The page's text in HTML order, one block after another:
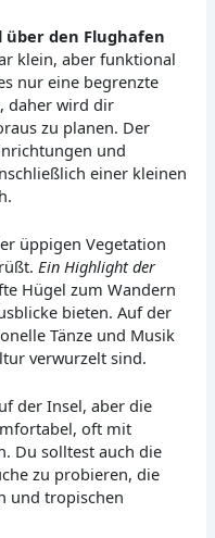
über den Flughafen
klein, aber funktional
nur eine begrenzte
daher wird dir
zu planen. Der
und
einer kleinen
üppigen Vegetation
Ein Highlight der
Hügel zum Wandern
bieten. Auf der
Tänze und Musik
verwurzelt sind.
der Insel, aber die
oft mit
Du solltest auch die
zu probieren, die
und tropischen